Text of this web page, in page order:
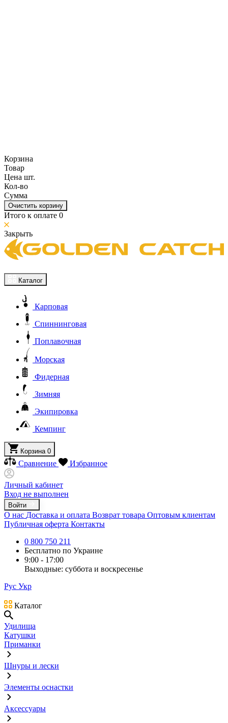
Корзина
Товар
Цена шт.
Кол-во
Сумма
Очистить корзину
Итого к оплате 0
Закрыть
Каталог
Карповая
Спиннинговая
Поплавочная
Морская
Фидерная
Зимняя
Экипировка
Кемпинг
Корзина 0
Сравнение Избранное
Личный кабинет
Вход не выполнен
Войти
О нас Доставка и оплата Возврат товара Оптовым клиентам
Публичная оферта Контакты
0 800 750 211
Бесплатно по Украине
9:00 - 17:00
Выходные: суббота и воскресенье
Рус Укр
Каталог
Удилища
Катушки
Приманки
Шнуры и лески
Элементы оснастки
Аксессуары